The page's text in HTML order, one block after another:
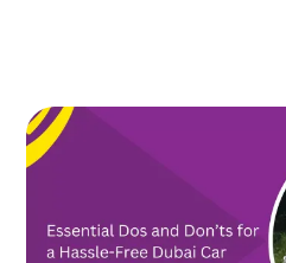
السيارات
مريحة للرحلات
دائمًا الخيار الأكثر عملية
رحلات يوميًا.